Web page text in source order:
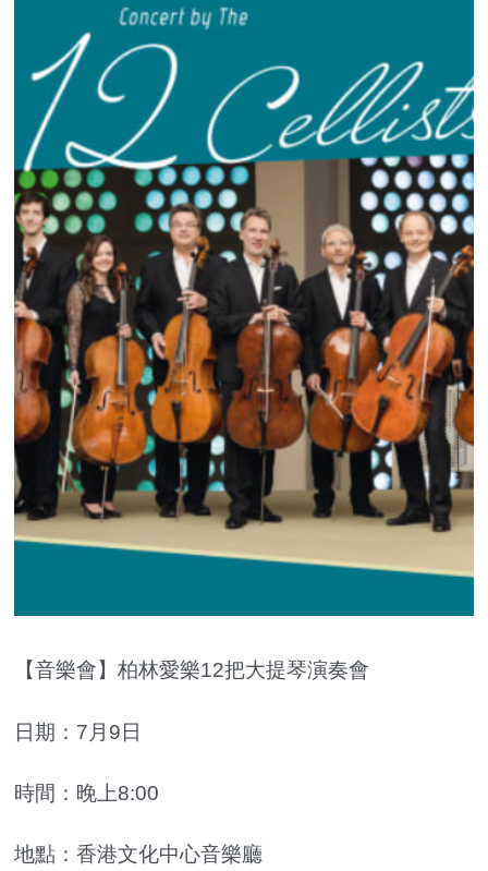
【音樂會】柏林愛樂12把大提琴演奏會
日期：7月9日
時間：晚上8:00
地點：香港文化中心音樂廳